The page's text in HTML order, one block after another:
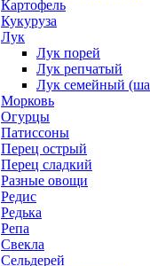
Картофель
Кукуруза
Лук
Лук порей
Лук репчатый
Лук семейный
Морковь
Огурцы
Патиссоны
Перец острый
Перец сладкий
Разные овощи
Редис
Редька
Репа
Свекла
Сельдерей